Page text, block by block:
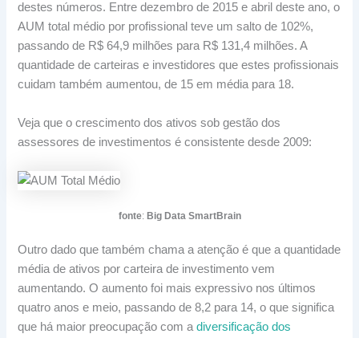
destes números. Entre dezembro de 2015 e abril deste ano, o
AUM total médio por profissional teve um salto de 102%,
passando de R$ 64,9 milhões para R$ 131,4 milhões. A
quantidade de carteiras e investidores que estes profissionais
cuidam também aumentou, de 15 em média para 18.
Veja que o crescimento dos ativos sob gestão dos
assessores de investimentos é consistente desde 2009:
fonte:Big Data SmartBrain
Outro dado que também chama a atenção é que a quantidade
média de ativos por carteira de investimento vem
aumentando. O aumento foi mais expressivo nos últimos
quatro anos e meio, passando de 8,2 para 14, o que significa
que há maior preocupação com adiversificação dos